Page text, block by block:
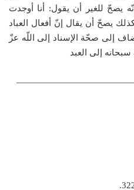
يصحّ للغير أن يقول: أنا أوجدت
يصحّ أن يقال إنّ أفعال العباد
إلى صحّة الإسناد إلى اللّه عزّ
إلى العبد